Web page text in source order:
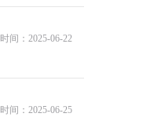
时间：2025-06-22
时间：2025-06-25